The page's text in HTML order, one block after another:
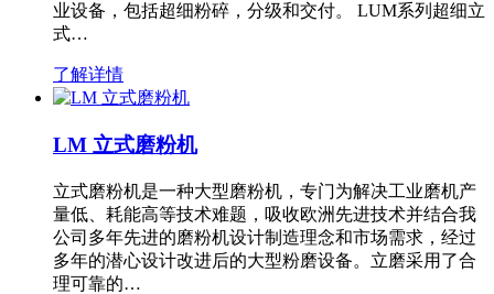
业设备，包括超细粉碎，分级和交付。 LUM系列超细立
式…
了解详情
LM 立式磨粉机
立式磨粉机是一种大型磨粉机，专门为解决工业磨机产
量低、耗能高等技术难题，吸收欧洲先进技术并结合我
公司多年先进的磨粉机设计制造理念和市场需求，经过
多年的潜心设计改进后的大型粉磨设备。立磨采用了合
理可靠的…